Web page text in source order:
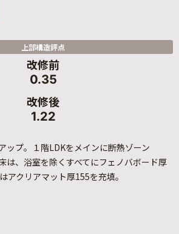
上部構造評点
改修前
0.35
改修後
1.22
ップ。１階LDKをメインに断熱ゾーン
は、浴室を除くすべてにフェノバボード厚
アクリアマット厚155を充填。